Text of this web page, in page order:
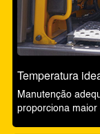
Temperatura
Manutenção
proporciona maior